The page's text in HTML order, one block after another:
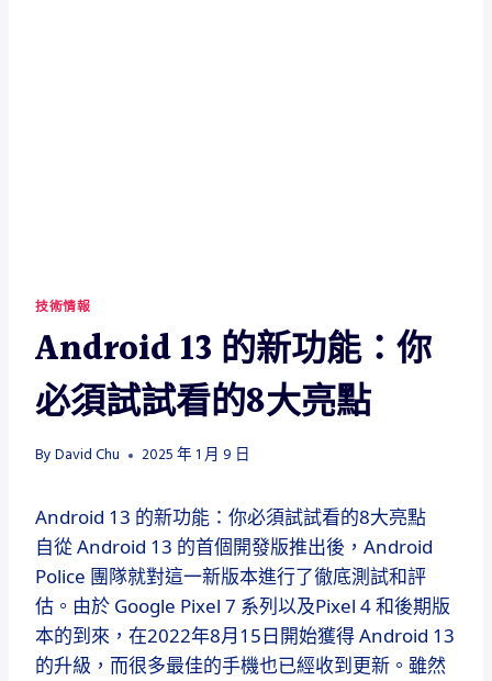
技術情報
Android 13 的新功能：你
必須試試看的8大亮點
By David Chu 2025 年 1 月 9 日
Android 13 的新功能：你必須試試看的8大亮點
自從 Android 13 的首個開發版推出後，Android
Police 團隊就對這一新版本進行了徹底測試和評
估。由於 Google Pixel 7 系列以及Pixel 4 和後期版
本的到來，在2022年8月15日開始獲得 Android 13
的升級，而很多最佳的手機也已經收到更新。雖然